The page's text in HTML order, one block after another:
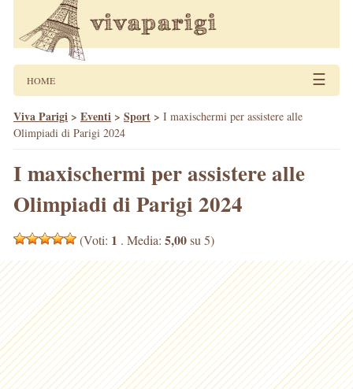
HOME ☰
Viva Parigi > Eventi > Sport > I maxischermi per assistere alle
Olimpiadi di Parigi 2024
I maxischermi per assistere alle
Olimpiadi di Parigi 2024
(Voti: 1 . Media: 5,00su 5)